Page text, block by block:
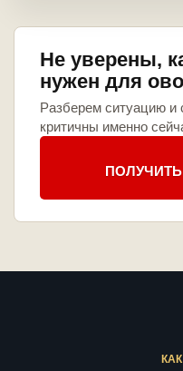
Не уверены,
нужен для
Разберем ситуацию и
критичны именно